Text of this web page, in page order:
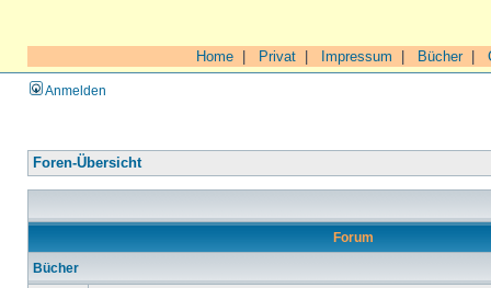
Home Privat Impressum Bücher|
Anmelden
Foren-Übersicht
Forum
Bücher